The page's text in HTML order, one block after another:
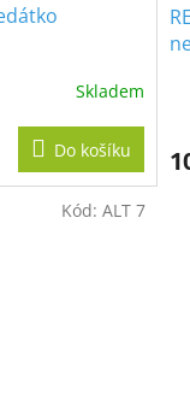
Skladem
Do košíku
Kód: ALT 7